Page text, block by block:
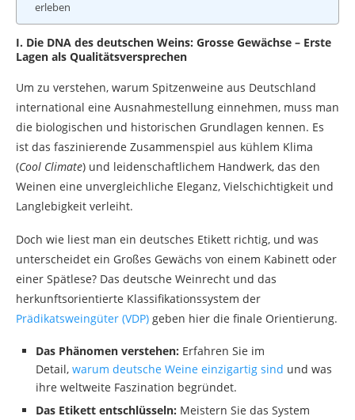
erleben
I. Die DNA des deutschen Weins: Grosse Gewächse – Erste
Lagen als Qualitätsversprechen
Um zu verstehen, warum Spitzenweine aus Deutschland
international eine Ausnahmestellung einnehmen, muss man
die biologischen und historischen Grundlagen kennen. Es
ist das faszinierende Zusammenspiel aus kühlem Klima
(Cool Climate) und leidenschaftlichem Handwerk, das den
Weinen eine unvergleichliche Eleganz, Vielschichtigkeit und
Langlebigkeit verleiht.
Doch wie liest man ein deutsches Etikett richtig, und was
unterscheidet ein Großes Gewächs von einem Kabinett oder
einer Spätlese? Das deutsche Weinrecht und das
herkunftsorientierte Klassifikationssystem der
Prädikatsweingüter (VDP) geben hier die finale Orientierung.
Das Phänomen verstehen: Erfahren Sie im
Detail, warum deutsche Weine einzigartig sind und was
ihre weltweite Faszination begründet.
Das Etikett entschlüsseln: Meistern Sie das System